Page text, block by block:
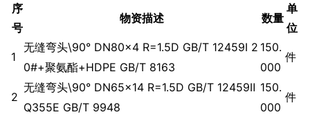
序
号
物资描述 数量
单
位
1
无缝弯头\90° DN80×4 R=1.5D GB/T 12459Ⅰ 2
0#+聚氨酯+HDPE GB/T 8163
150.
000
件
2
无缝弯头\90° DN65×14 R=1.5D GB/T 12459Ⅱ
Q355E GB/T 9948
150.
000
件